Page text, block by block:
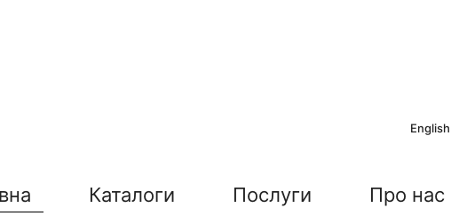
English
Каталоги Послуги Про нас